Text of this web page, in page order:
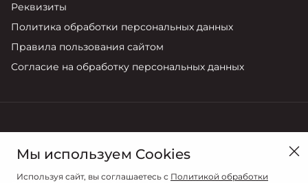
Реквизиты
Политика обработки персональных данных
Правила пользования сайтом
Согласие на обработку персональных данных
Мы используем Cookies
Используя сайт, вы соглашаетесь с Политикой обработки